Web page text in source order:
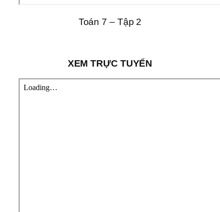
Toán 7 – Tập 2
XEM TRỰC TUYẾN